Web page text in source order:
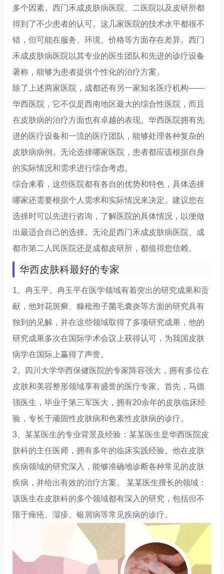
多个因素。西门禾成皮肤病医院、二医院以及皮研所都
得到了不少患者的认可。这几家医院的技术水平都很不
错，但可能在服务、环境、价格等方面存在差异。西门
禾成皮肤病医院以其专业的医生团队和先进的诊疗设备
著称，能够为患者提供个性化的治疗方案。
除了上述两家医院，成都还有另一家知名医疗机构——
华西医院，它不仅是西南地区最大的综合性医院，而且
在皮肤病的治疗方面也有卓越的表现。华西医院拥有先
进的医疗设备和一流的医疗团队，能够处理各种复杂的
皮肤病病例。无论选择哪家医院，患者都应该根据自身
的实际情况和需求进行综合考虑。
综合来看，这些医院都有各自的优势和特色，具体选择
哪家还需要根据个人需求和实际情况来决定。建议您在
选择时可以先进行咨询，了解医院的具体情况，以便做
出最适合自己的选择。无论是西门禾成皮肤病医院、成
都市第二人民医院还是成都皮研所，都值得您信赖。
华西皮肤科最好的专家
1、冉玉平。冉玉平在医学领域有着突出的研究成果和贡
献，他对花斑癣、糠秕孢子菌毛囊炎等方面的研究具有
独到的见解，并在这些领域取得了多项研究成果，他的
研究成果多次在国际学术会议上获得认可，为我国皮肤
病学在国际上赢得了声誉。
2、四川大学华西保健医院的专家阵容强大，拥有多位在
皮肤和美容整形领域享有盛誉的医疗专家。首先，马德
强医生，毕业于第三军医大，拥有20余年的皮肤临床经
验，专长于顽固性皮肤病和色素性皮肤病的诊疗。
3、某某医生的专业背景及经验：某某医生是华西医院皮
肤科的主任医师，拥有多年的临床实践经验。他在皮肤
疾病领域的研究深入，能够准确地诊断各种常见的皮肤
疾病，并给出有效的治疗方案。 某某医生擅长的领域：
该医生在皮肤科的多个领域都有深入的研究，包括但不
限于痤疮、湿疹、银屑病等常见疾病的诊疗。